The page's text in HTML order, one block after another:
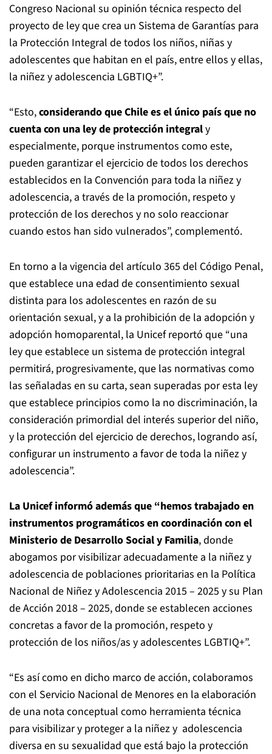
Congreso Nacional su opinión técnica respecto del
proyecto de ley que crea un Sistema de Garantías para
la Protección Integral de todos los niños, niñas y
adolescentes que habitan en el país, entre ellos y ellas,
la niñez y adolescencia LGBTIQ+”.
“Esto,considerando que Chile es el único país que no
cuenta con una ley de protección integraly
especialmente, porque instrumentos como este,
pueden garantizar el ejercicio de todos los derechos
establecidos en la Convención para toda la niñez y
adolescencia, a través de la promoción, respeto y
protección de los derechos y no solo reaccionar
cuando estos han sido vulnerados”, complementó.
En torno a la vigencia del artículo 365 del Código Penal,
que establece una edad de consentimiento sexual
distinta para los adolescentes en razón de su
orientación sexual, y a la prohibición de la adopción y
adopción homoparental, la Unicef reportó que “una
ley que establece un sistema de protección integral
permitirá, progresivamente, que las normativas como
las señaladas en su carta, sean superadas por esta ley
que establece principios como la no discriminación, la
consideración primordial del interés superior del niño,
y la protección del ejercicio de derechos, logrando así,
configurar un instrumento a favor de toda la niñez y
adolescencia”.
La Unicef informó además que “hemos trabajado en
instrumentos programáticos en coordinación con el
Ministerio de Desarrollo Social y Familia, donde
abogamos por visibilizar adecuadamente a la niñez y
adolescencia de poblaciones prioritarias en la Política
Nacional de Niñez y Adolescencia 2015 – 2025 y su Plan
de Acción 2018 – 2025, donde se establecen acciones
concretas a favor de la promoción, respeto y
protección de los niños/as y adolescentes LGBTIQ+”.
“Es así como en dicho marco de acción, colaboramos
con el Servicio Nacional de Menores en la elaboración
de una nota conceptual como herramienta técnica
para visibilizar y proteger a la niñez y adolescencia
diversa en su sexualidad que está bajo la protección